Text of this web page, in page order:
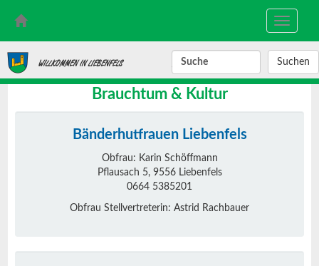
WILLKOMMEN IN LIEBENFELS SUCHBEGRIFF
Toggle
Brauchtum & Kultur
Bänderhutfrauen Liebenfels
Obfrau: Karin Schöffmann
Pflausach 5, 9556 Liebenfels
0664 5385201
Obfrau Stellvertreterin: Astrid Rachbauer